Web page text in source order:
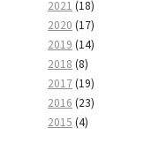
2021 (18)
2020 (17)
2019 (14)
2018 (8)
2017(19)
2016 (23)
2015 (4)